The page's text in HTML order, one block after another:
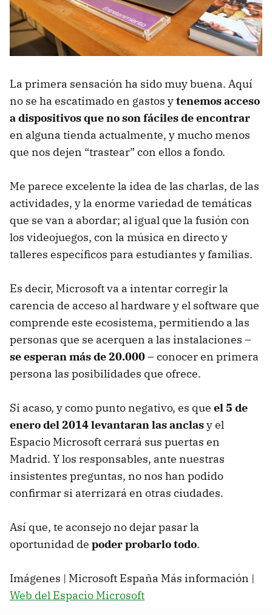
La primera sensación ha sido muy buena. Aquí
no se ha escatimado en gastos ytenemos acceso
a dispositivos que no son fáciles de encontrar
en alguna tienda actualmente, y mucho menos
que nos dejen “trastear” con ellos a fondo.
Me parece excelente la idea de las charlas, de las
actividades, y la enorme variedad de temáticas
que se van a abordar; al igual que la fusión con
los videojuegos, con la música en directo y
talleres específicos para estudiantes y familias.
Es decir, Microsoft va a intentar corregir la
carencia de acceso al hardware y el software que
comprende este ecosistema, permitiendo a las
personas que se acerquen a las instalaciones –
se esperan más de 20.000– conocer en primera
persona las posibilidades que ofrece.
Si acaso, y como punto negativo, es que el 5 de
enero del 2014 levantaran las anclasy el
Espacio Microsoft cerrará sus puertas en
Madrid. Y los responsables, ante nuestras
insistentes preguntas, no nos han podido
confirmar si aterrizará en otras ciudades.
Así que, te aconsejo no dejar pasar la
oportunidad de poder probarlo todo.
Imágenes | Microsoft España Más información |
Web del Espacio Microsoft